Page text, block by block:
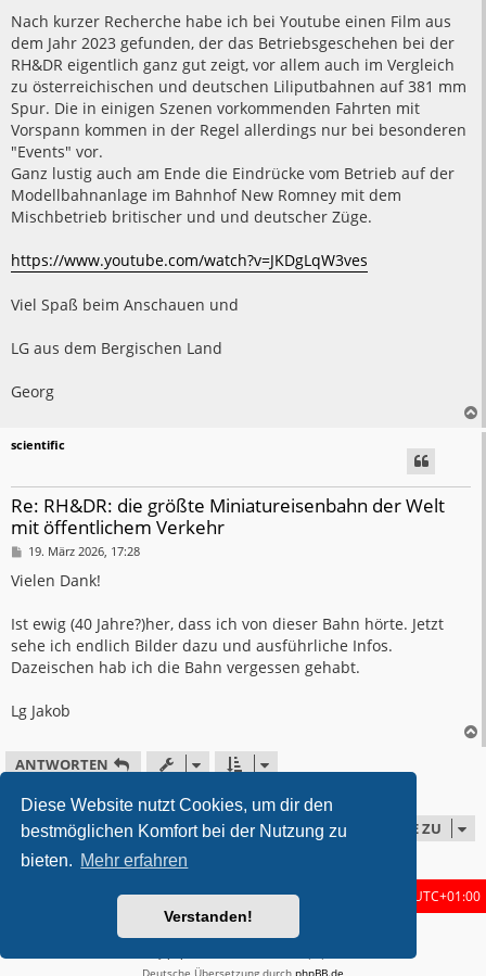
Diese Website nutzt Cookies, um dir den
bestmöglichen Komfort bei der Nutzung zu
bieten. Mehr erfahren
Verstanden!
i
t
r
a
g
Nach kurzer Recherche habe ich bei Youtube einen Film aus
dem Jahr 2023 gefunden, der das Betriebsgeschehen bei der
RH&DR eigentlich ganz gut zeigt, vor allem auch im Vergleich
zu österreichischen und deutschen Liliputbahnen auf 381 mm
Spur. Die in einigen Szenen vorkommenden Fahrten mit
Vorspann kommen in der Regel allerdings nur bei besonderen
"Events" vor.
Ganz lustig auch am Ende die Eindrücke vom Betrieb auf der
Modellbahnanlage im Bahnhof New Romney mit dem
Mischbetrieb britischer und und deutscher Züge.
https://www.youtube.com/watch?v=JKDgLqW3ves
Viel Spaß beim Anschauen und
LG aus dem Bergischen Land
Georg
scientific
Re: RH&DR: die größte Miniatureisenbahn der Welt
mit öffentlichem Verkehr
B
i
t
a
g
19. März 2026, 17:28
Vielen Dank!
Ist ewig (40 Jahre?)her, dass ich von dieser Bahn hörte. Jetzt
sehe ich endlich Bilder dazu und ausführliche Infos.
Dazeischen hab ich die Bahn vergessen gehabt.
Lg Jakob
ANTWORTEN
GEHE ZU
Foren-Übersicht UTC+01:00
metrolike style by Updated for phpBB3.3 by
Deutsche Übersetzung durch phpBB.de